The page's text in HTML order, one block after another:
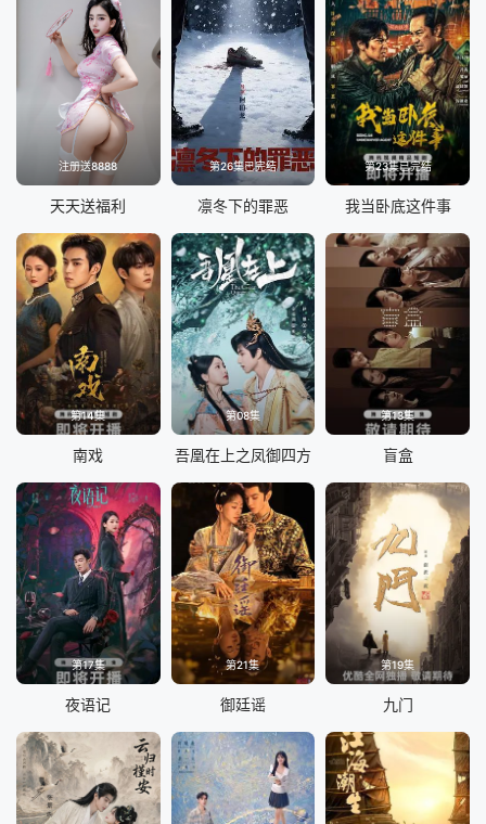
注册送8888
天天送福利
第26集已完结
凛冬下的罪恶
第23集已完结
我当卧底这件事
第14集
南戏
第08集
吾凰在上之凤御四方
第13集
盲盒
第17集
夜语记
第21集
御廷谣
第19集
九门